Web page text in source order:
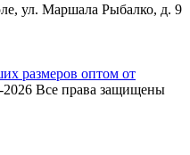
ул. Маршала Рыбалко, д. 9
размеров оптом от
Все права защищены